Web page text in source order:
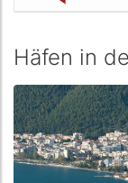
Häfen in